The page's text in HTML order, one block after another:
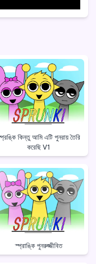
কিন্তু আমি এটি পুনরায় তৈরি
করেছি V1
স্প্রাঙ্কি পুনরুজ্জীবিত